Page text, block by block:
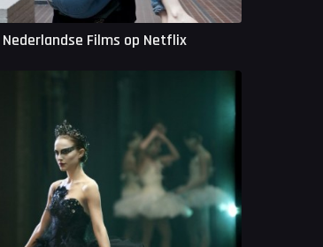
Nederlandse Films op Netflix